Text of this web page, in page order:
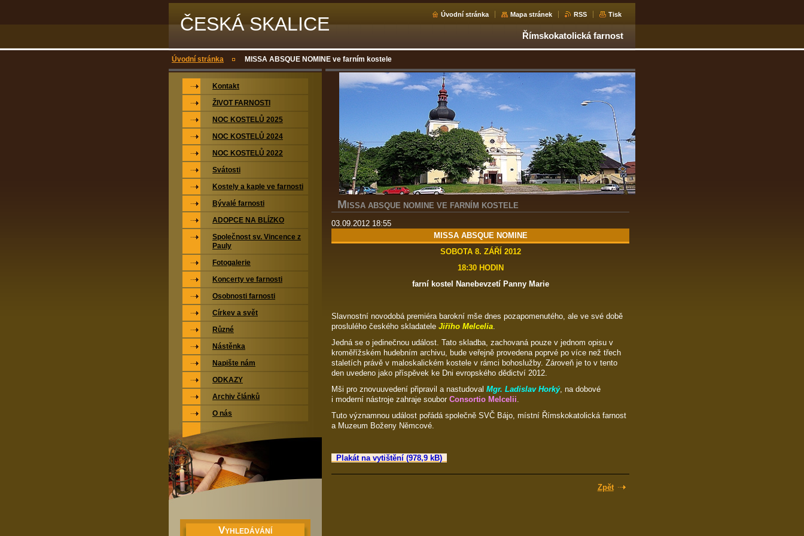
ČESKÁ SKALICE Úvodní stránka Mapa stránek RSS Tisk
Římskokatolická farnost
Úvodní stránka MISSA ABSQUE NOMINE ve farním kostele
M ISSA ABSQUE NOMINE VE FARNÍM KOSTELE
03.09.2012 18:55
MISSA ABSQUE NOMINE
SOBOTA 8. ZÁŘÍ 2012
18:30 HODIN
farní kostel Nanebevzetí Panny Marie
Slavnostní novodobá premiéra barokní mše dnes pozapomenutého, ale ve své době
proslulého českého skladatele Jiřího Melcelia.
Jedná se o jedinečnou událost. Tato skladba, zachovaná pouze v jednom opisu v
kroměřížském hudebním archivu, bude veřejně provedena poprvé po více než třech
staletích právě v maloskalickém kostele v rámci bohoslužby. Zároveň je to v tento
den uvedeno jako příspěvek ke Dni evropského dědictví 2012.
Mši pro znovuuvedení připravil a nastudoval Mgr. Ladislav Horký, na dobové
i moderní nástroje zahraje soubor Consortio Melcelii.
Tuto významnou událost pořádá společně SVČ Bájo, místní Římskokatolická farnost
a Muzeum Boženy Němcové.
Plakát na vytištění (978,9 kB)
Zpět
Kontakt
ŽIVOT FARNOSTI
NOC KOSTELŮ 2025
NOC KOSTELŮ 2024
NOC KOSTELŮ 2022
Svátosti
Kostely a kaple ve farnosti
Bývalé farnosti
ADOPCE NA BLÍZKO
Společnost sv. Vincence z
Pauly
Fotogalerie
Koncerty ve farnosti
Osobnosti farnosti
Církev a svět
Různé
Nástěnka
Napište nám
ODKAZY
Archiv článků
O nás
VYHLEDÁVÁNÍ